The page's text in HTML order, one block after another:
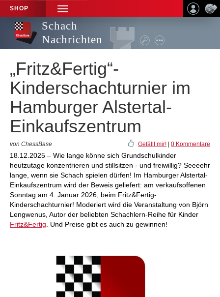
SHOP
TOGGLE
NAVIGATION
Schach
Nachrichten
„Fritz&Fertig“-
Kinderschachturnier im
Hamburger Alstertal-
Einkaufszentrum
von ChessBase Gefällt mir! 0 Kommentare
18.12.2025 – Wie lange könne sich Grundschulkinder
heutzutage konzentrieren und stillsitzen - und freiwillig? Seeeehr
lange, wenn sie Schach spielen dürfen! Im Hamburger Alstertal-
Einkaufszentrum wird der Beweis geliefert: am verkaufsoffenen
Sonntag am 4. Januar 2026, beim Fritz&Fertig-
Kinderschachturnier! Moderiert wird die Veranstaltung von Björn
Lengwenus, Autor der beliebten Schachlern-Reihe für Kinder
Fritz&Fertig . Und Preise gibt es auch zu gewinnen!